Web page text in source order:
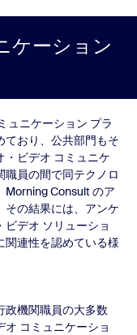
ケーション
ュニケーション プラ
ており、公共部門もそ
ビデオ コミュニケ
員の間で同テクノロ
Morning Consult のア
その結果には、アンケ
デオ ソリューショ
関連性を認めている様
政機関職員の大多数
コミュニケーショ